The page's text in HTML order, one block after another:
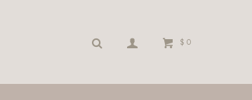
$ 0